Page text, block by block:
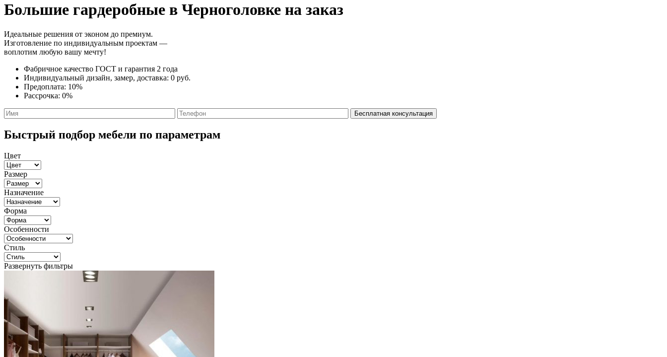
Большие гардеробные в Черноголовке на заказ
Идеальные решения от эконом до премиум.
Изготовление по индивидуальным проектам —
воплотим любую вашу мечту!
Фабричное качество ГОСТ и гарантия 2 года
Индивидуальный дизайн, замер, доставка: 0 руб.
Предоплата: 10%
Рассрочка: 0%
Быстрый подбор мебели по параметрам
Цвет
Размер
Назначение
Форма
Особенности
Стиль
Развернуть фильтры